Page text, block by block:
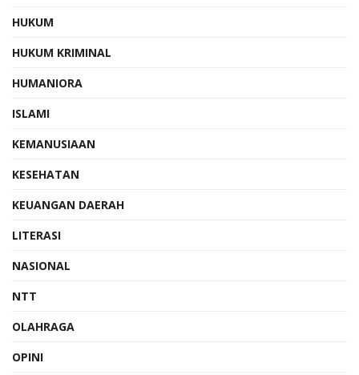
HUKUM
HUKUM KRIMINAL
HUMANIORA
ISLAMI
KEMANUSIAAN
KESEHATAN
KEUANGAN DAERAH
LITERASI
NASIONAL
NTT
OLAHRAGA
OPINI